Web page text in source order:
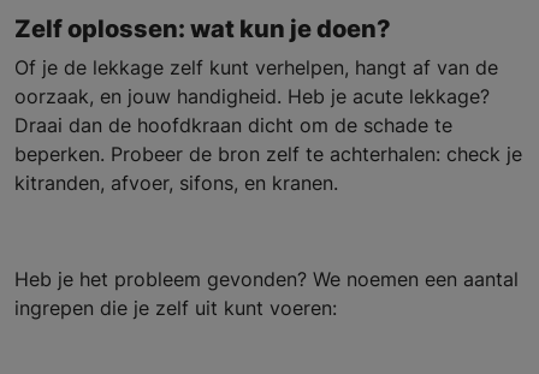
Zelf oplossen: wat kun je doen?
Of je de lekkage zelf kunt verhelpen, hangt af van de
oorzaak, en jouw handigheid. Heb je acute lekkage?
Draai dan de hoofdkraan dicht om de schade te
beperken. Probeer de bron zelf te achterhalen: check je
kitranden, afvoer, sifons, en kranen.
Heb je het probleem gevonden? We noemen een aantal
ingrepen die je zelf uit kunt voeren: